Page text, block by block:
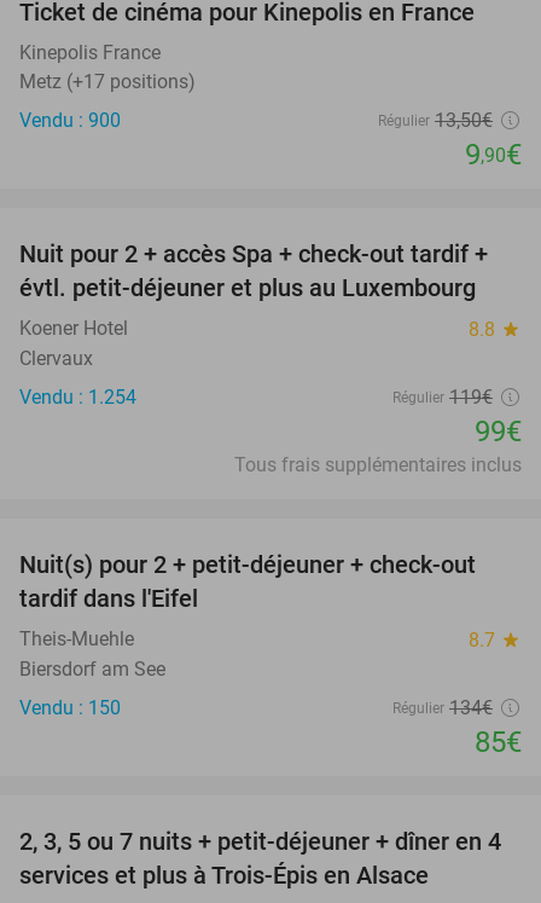
27%
OUT
Ticket de cinéma pour Kinepolis en France
Kinepolis France
Metz (+17 positions)
Vendu : 900
Régulier 13,50€
9,90€
17%
Nuit pour 2 + accès Spa + check-out tardif +
évtl. petit-déjeuner et plus au Luxembourg
Koener Hotel 8.8 star
Clervaux
Vendu : 1.254
Régulier 119€
99€
Tous frais supplémentaires inclus
37%
Nuit(s) pour 2 + petit-déjeuner + check-out
tardif dans l'Eifel
Theis-Muehle 8.7 star
Biersdorf am See
Vendu : 150
Régulier 134€
85€
44%
2, 3, 5 ou 7 nuits + petit-déjeuner + dîner en 4
services et plus à Trois-Épis en Alsace